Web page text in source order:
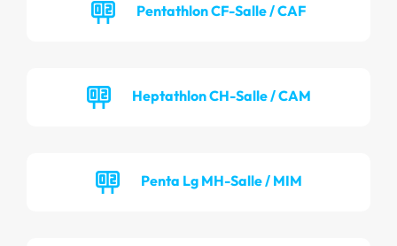
Pentathlon CF-Salle / CAF
Heptathlon CH-Salle / CAM
Penta Lg MH-Salle / MIM